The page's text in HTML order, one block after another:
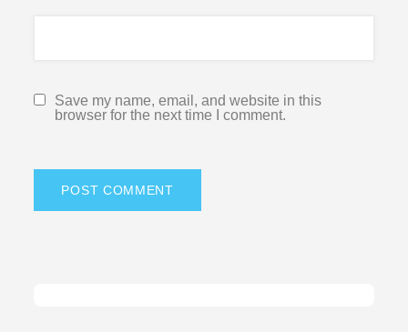
Save my name, email, and website in this
browser for the next time I comment.